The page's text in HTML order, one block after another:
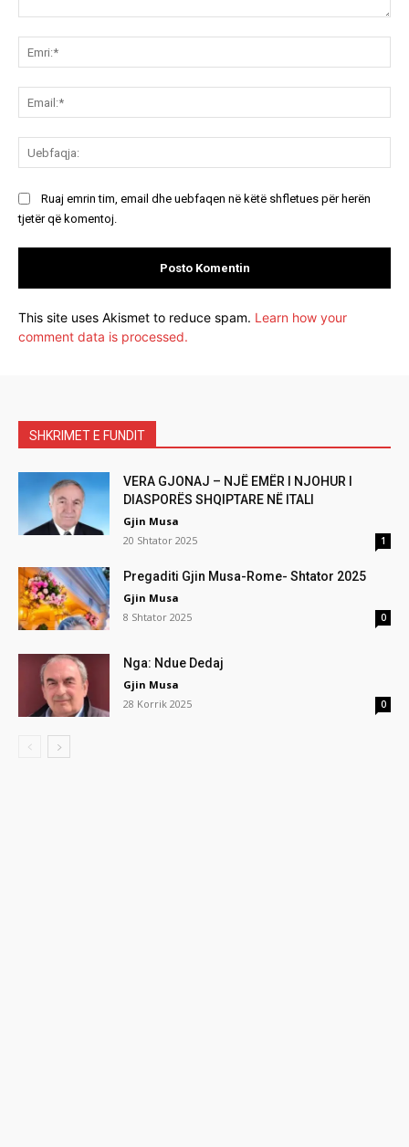
Ruaj emrin tim, email dhe uebfaqen në këtë shfletues për herën
tjetër që komentoj.
This site uses Akismet to reduce spam. Learn how your
comment data is processed.
SHKRIMET E FUNDIT
VERA GJONAJ – NJË EMËR I NJOHUR I
DIASPORËS SHQIPTARE NË ITALI
Gjin Musa
20 Shtator 2025
1
Pregaditi Gjin Musa-Rome- Shtator 2025
Gjin Musa
8 Shtator 2025
0
Nga: Ndue Dedaj
Gjin Musa
28 Korrik 2025
0